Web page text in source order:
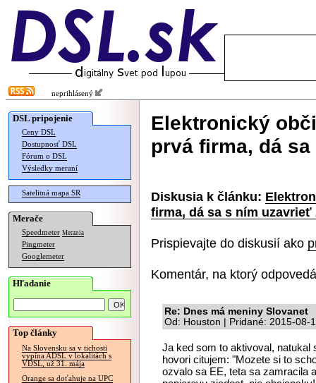
neprihlásený
DSL pripojenie
Ceny DSL
Dostupnosť DSL
Fórum o DSL
Výsledky meraní
Satelitná mapa SR
Merače
Speedmeter Merania
Pingmeter
Googlemeter
Hľadanie
Top články
Na Slovensku sa v tichosti
vypína ADSL v lokalitách s
VDSL, už 31. mája
Orange sa doťahuje na UPC
Elektronický
prvá firma, dá
Diskusia k článku:
firma, dá sa s ním uzavrieť
Prispievajte do diskusií ako
Komentár, na ktorý
Re: Dnes má meniny Slovanet
Od: Houston | Pridané: 2015-08-
Ja ked som to aktivoval,
hovori citujem: "Mozete si to
ozvalo sa EE, teta sa zamracila